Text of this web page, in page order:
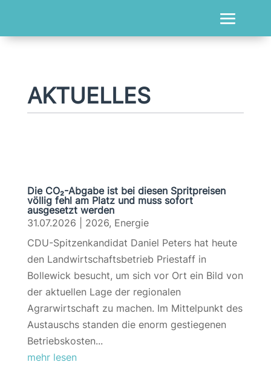
AKTUELLES
Die CO₂-Abgabe ist bei diesen Spritpreisen
völlig fehl am Platz und muss sofort
ausgesetzt werden
31.07.2026
2026, Energie
CDU-Spitzenkandidat Daniel Peters hat heute
den Landwirtschaftsbetrieb Priestaff in
Bollewick besucht, um sich vor Ort ein Bild von
der aktuellen Lage der regionalen
Agrarwirtschaft zu machen. Im Mittelpunkt des
Austauschs standen die enorm gestiegenen
Betriebskosten...
mehr lesen